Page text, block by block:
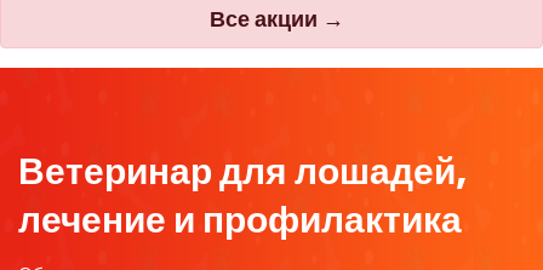
Все акции →
Ветеринар для лошадей,
лечение и профилактика